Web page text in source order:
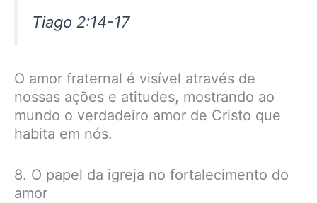
Tiago 2:14-17
O amor fraternal é visível através de
nossas ações e atitudes, mostrando ao
mundo o verdadeiro amor de Cristo que
habita em nós.
8. O papel da igreja no fortalecimento do
amor